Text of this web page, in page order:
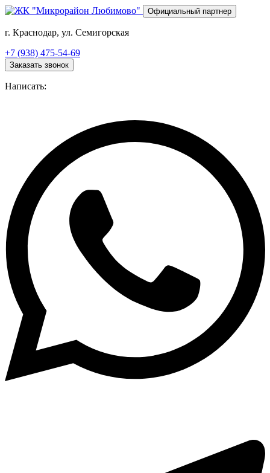
Перейти
основному
Официальный партнер
г. Краснодар, ул. Семигорская
+7 (938) 475-54-69
Заказать звонок
Написать: